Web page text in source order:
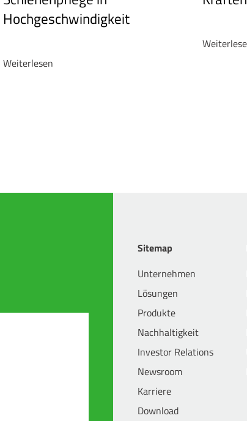
Hochgeschwindigkeit
Weiterlesen
Sitemap
Unternehmen
Lösungen
Produkte
Nachhaltigkeit
Investor Relations
Newsroom
Karriere
Download